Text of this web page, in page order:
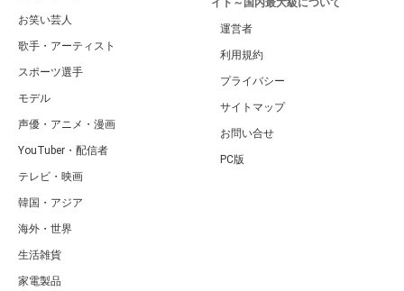
お笑い芸人
歌手・アーティスト
スポーツ選手
モデル
声優・アニメ・漫画
YouTuber・配信者
テレビ・映画
韓国・アジア
海外・世界
生活雑貨
家電製品
運営者
利用規約
プライバシー
サイトマップ
お問い合せ
PC版